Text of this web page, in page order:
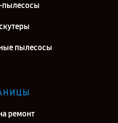
пылесосы
пылесосы
ремонт